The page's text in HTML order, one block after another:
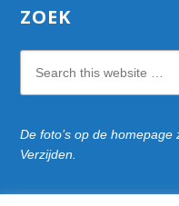
ZOEK
this
website
De foto’s op de
Verzijden.